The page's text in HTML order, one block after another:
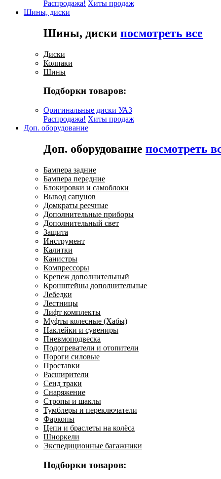
Распродажа! Хиты продаж
Шины, диски
Шины, диски посмотреть все
Диски
Колпаки
Шины
Подборки товаров:
Оригинальные диски УАЗ
Распродажа! Хиты продаж
Доп. оборудование
Доп. оборудование посмотреть
Бампера задние
Бампера передние
Блокировки и самоблоки
Вывод сапунов
Домкраты реечные
Дополнительные приборы
Дополнительный свет
Защита
Инструмент
Калитки
Канистры
Компрессоры
Крепеж дополнительный
Кронштейны дополнительные
Лебедки
Лестницы
Лифт комплекты
Муфты колесные (Хабы)
Наклейки и сувениры
Пневмоподвеска
Подогреватели и отопители
Пороги силовые
Проставки
Расширители
Сенд траки
Снаряжение
Стропы и шаклы
Тумблеры и переключатели
Фаркопы
Цепи и браслеты на колёса
Шноркели
Экспедиционные багажники
Подборки товаров: